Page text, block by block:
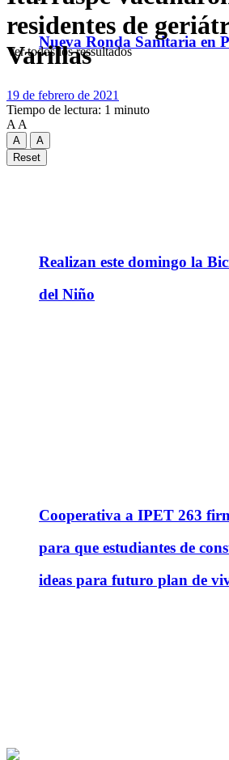
Nueva Ronda Sanitaria en
Realizan este domingo la
del Niño
Cooperativa a IPET 263
para que estudiantes de
ideas para futuro plan de
Ver todos los ressultados
residentes de
Varillas
19 de febrero de 2021
Tiempo de lectura: 1 minuto
A A
A
A
Reset